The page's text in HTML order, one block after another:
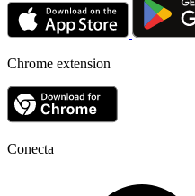
Chrome extension
Conecta